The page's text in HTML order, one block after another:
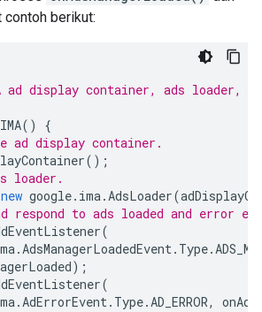
contoh berikut:
ad display container, ads loader,
()
{
ad display container.
();
loader.
new google. ima.AdsLoader(
respond to ads loaded and error
(
.AdsManagerLoadedEvent. Type.
);
(
.AdErrorEvent. Type.AD_ERROR,